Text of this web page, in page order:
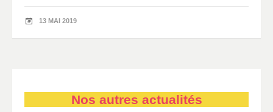
13 MAI 2019
Nos autres actualités